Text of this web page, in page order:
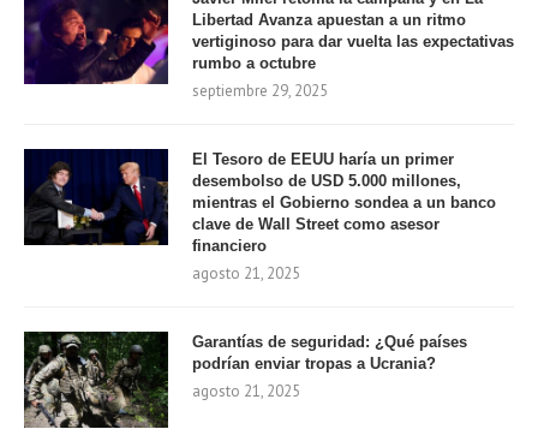
Libertad Avanza apuestan a un ritmo
vertiginoso para dar vuelta las expectativas
rumbo a octubre
septiembre 29, 2025
El Tesoro de EEUU haría un primer
desembolso de USD 5.000 millones,
mientras el Gobierno sondea a un banco
clave de Wall Street como asesor
financiero
agosto 21, 2025
Garantías de seguridad: ¿Qué países
podrían enviar tropas a Ucrania?
agosto 21, 2025